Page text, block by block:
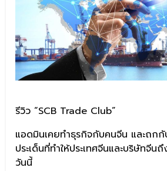
รีวิว “SCB Trade Club”
แอดมินเคยทำธุรกิจกับคนจีน และถก
ประเด็นที่ทำให้ประเทศจีนและบริษัทจี
วันนี้